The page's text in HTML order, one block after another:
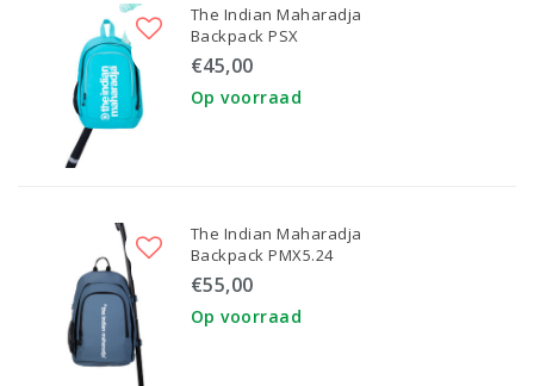
The Indian Maharadja
Backpack PSX
€45,00
Op voorraad
The Indian Maharadja
Backpack PMX5.24
€55,00
Op voorraad